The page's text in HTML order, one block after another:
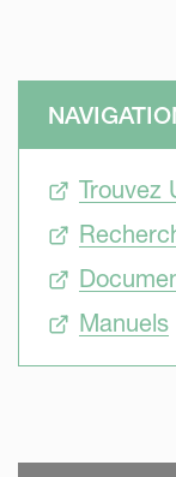
Trouvez
Manuels